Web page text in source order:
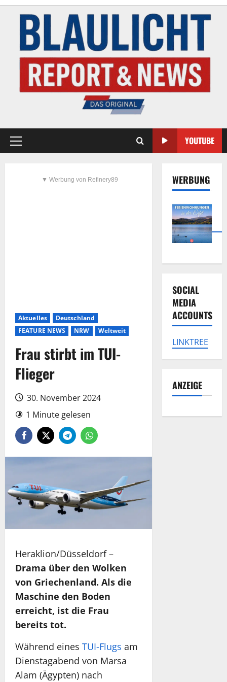
YOUTUBE
▼ Werbung von Refinery89
Aktuelles
Deutschland
FEATURE NEWS
NRW Weltweit
Frau stirbt im TUI-
Flieger
30. November 2024
1 Minute gelesen
Heraklion/Düsseldorf –
Drama über den Wolken
von Griechenland. Als die
Maschine den Boden
erreicht, ist die Frau
bereits tot.
Während eines TUI-Flugs am
Dienstagabend von Marsa
Alam (Ägypten) nach
WERBUNG
SOCIAL
MEDIA
ACCOUNTS
LINKTREE
ANZEIGE